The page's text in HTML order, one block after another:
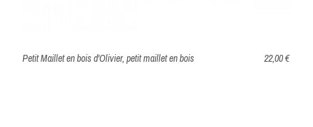
Petit Maillet en bois d'Olivier, petit maillet en bois 22,00 €